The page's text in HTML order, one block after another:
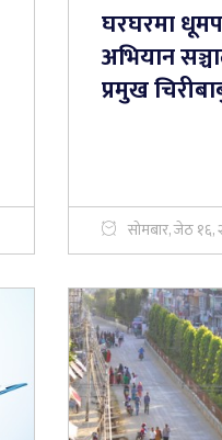
घरघरमा
अभियान
प्रमुख
सोमबार, जेठ १६,